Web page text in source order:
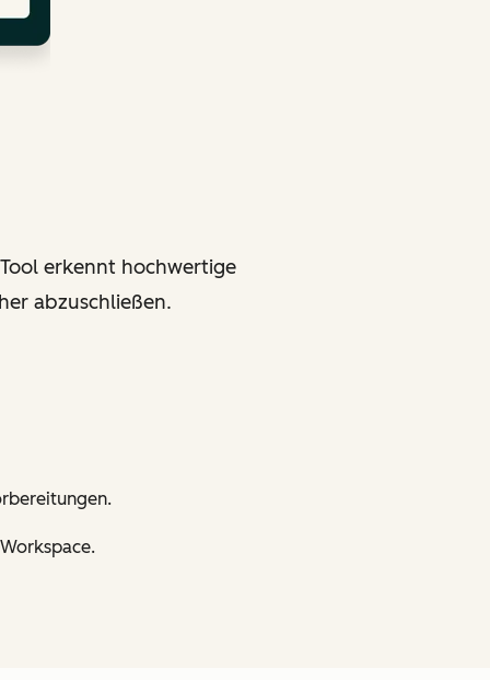
erkennt hochwertige
abzuschließen.